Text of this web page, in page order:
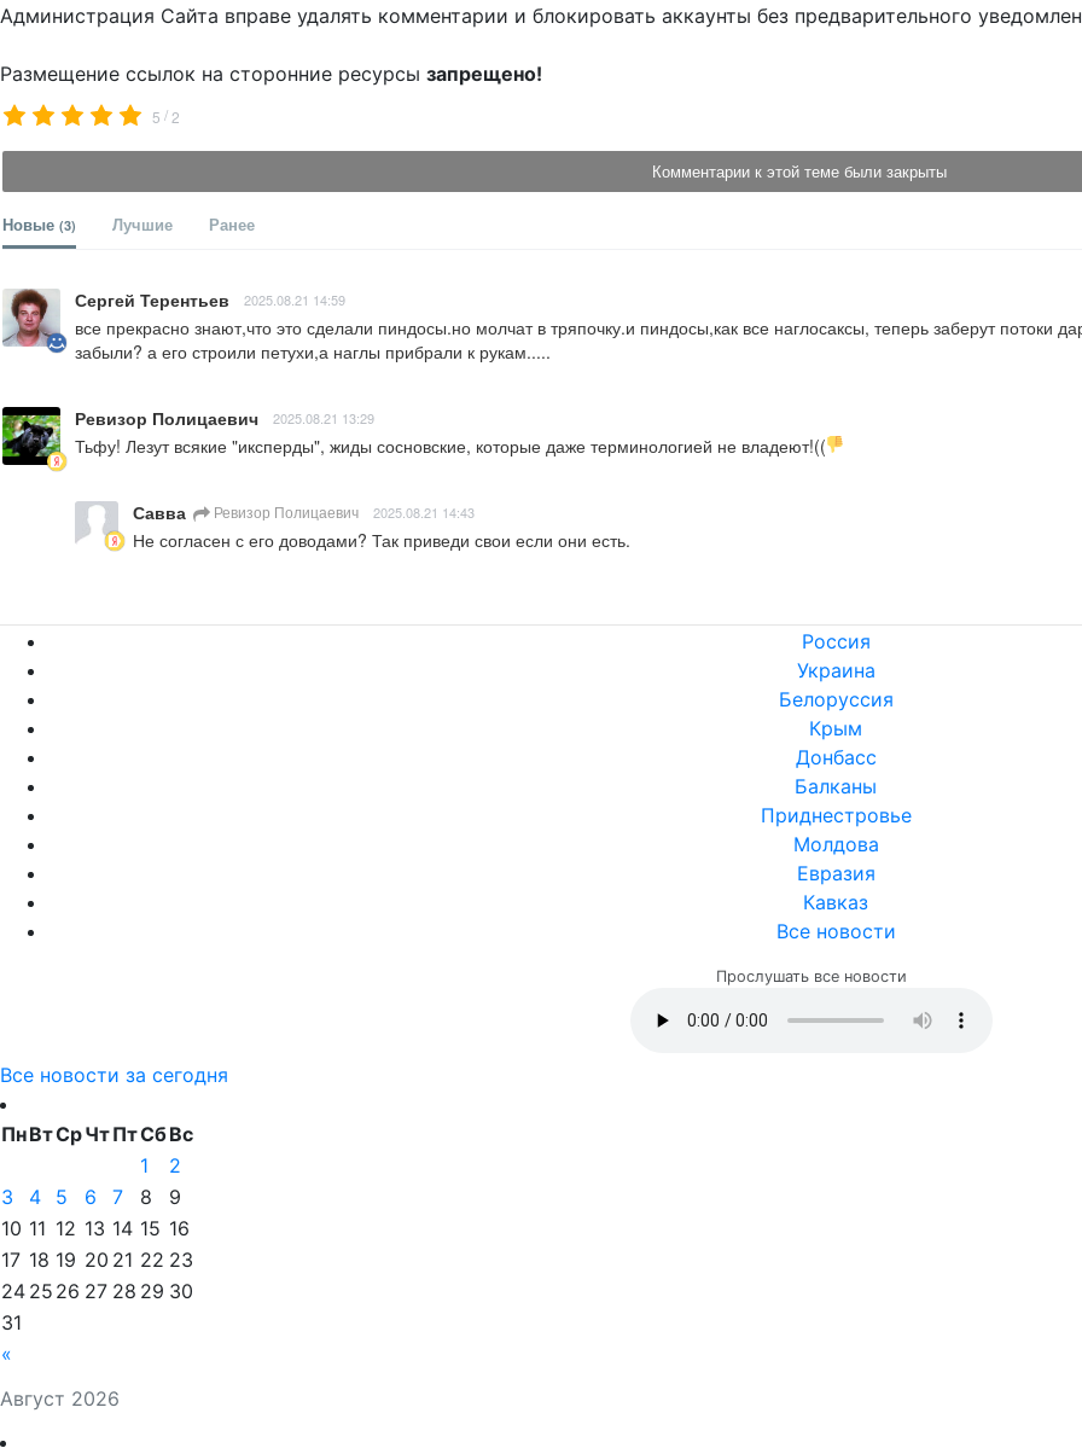
Администрация Сайта вправе удалять комментарии и блокировать аккаунты без предварительного
Размещение ссылок на сторонние ресурсы запрещено!
5 /2
Комментарии к этой теме были закрыты
Новые (3) Лучшие Ранее
Сергей Терентьев 2025.08.21 14:59
все прекрасно знают,что это сделали пиндосы.но молчат в тряпочку.и пиндосы,как все наглосаксы, теперь заберут потоки
забыли? а его строили петухи,а наглы прибрали к рукам.....
Ревизор Полицаевич 2025.08.21 13:29
Тьфу! Лезут всякие "иксперды", жиды сосновские, которые даже терминологией не владеют!((
Савва Ревизор Полицаевич 2025.08.21 14:43
Не согласен с его доводами? Так приведи свои если они есть.
Россия
Украина
Белоруссия
Крым
Донбасс
Балканы
Приднестровье
Молдова
Евразия
Кавказ
Все новости
Прослушать все новости
Все новости за сегодня
Август 2026
ПнВтСрЧтПтСбВс
«
1
2
3
4 5 6 7 8
9
10 11 12 13 14 15 16
17 18 19 20 21 22 23
24 25 26 27 28 29 30
31